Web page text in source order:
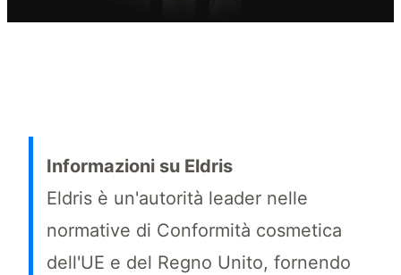
Informazioni su Eldris
Eldris è un'autorità leader nelle
normative di Conformità cosmetica
dell'UE e del Regno Unito, fornendo